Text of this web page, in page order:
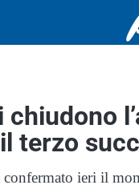
terzo
ieri il